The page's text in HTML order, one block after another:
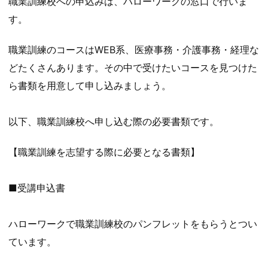
す。
職業訓練のコースはWEB系、医療事務・介護事務・経理な
どたくさんあります。その中で受けたいコースを見つけた
ら書類を用意して申し込みましょう。
以下、職業訓練校へ申し込む際の必要書類です。
【職業訓練を志望する際に必要となる書類】
■受講申込書
ハローワークで職業訓練校のパンフレットをもらうとつい
ています。